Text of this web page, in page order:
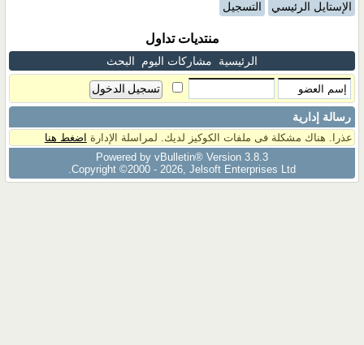
الإستايل الرئيسي التسجيل
منتديات تداول
الرئيسية مشاركات اليوم البحث
رسالة إدارية
عذرا. هناك مشكلة فى ملفات الكوكيز لديك. لمراسلة الإدارة اضغط هنا
Powered by vBulletin® Version 3.8.3
Copyright ©2000 - 2026, Jelsoft Enterprises Ltd.